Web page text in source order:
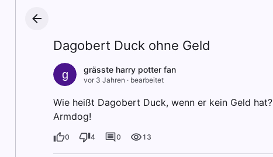
Dagobert Duck ohne Geld
g grässte harry potter fan
vor 3 Jahren · bearbeitet
Wie heißt Dagobert Duck, wenn er kein Geld hat?
Armdog!
0 4 0 13